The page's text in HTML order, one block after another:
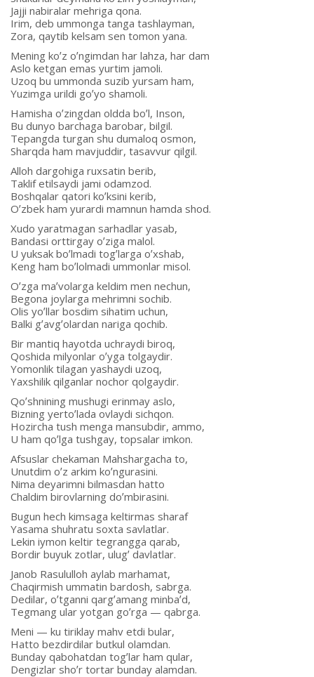
Jajji nabiralar mehriga qona.
Irim, deb ummonga tanga tashlayman,
Zora, qaytib kelsam sen tomon yana.
Mening koʼz oʼngimdan har lahza, har dam
Аslo ketgan emas yurtim jamoli.
Uzoq bu ummonda suzib yursam ham,
Yuzimga urildi goʼyo shamoli.
Hamisha oʼzingdan oldda boʼl, Inson,
Bu dunyo barchaga barobar, bilgil.
Tepangda turgan shu dumaloq osmon,
Sharqda ham mavjuddir, tasavvur qilgil.
Аlloh dargohiga ruxsatin berib,
Taklif etilsaydi jami odamzod.
Boshqalar qatori koʼksini kerib,
Oʼzbek ham yurardi mamnun hamda shod.
Xudo yaratmagan sarhadlar yasab,
Bandasi orttirgay oʼziga malol.
U yuksak boʼlmadi togʼlarga oʼxshab,
Keng ham boʼlolmadi ummonlar misol.
Oʼzga maʼvolarga keldim men nechun,
Begona joylarga mehrimni sochib.
Olis yoʼllar bosdim sihatim uchun,
Balki gʼavgʼolardan nariga qochib.
Bir mantiq hayotda uchraydi biroq,
Qoshida milyonlar oʼyga tolgaydir.
Yomonlik tilagan yashaydi uzoq,
Yaxshilik qilganlar nochor qolgaydir.
Qoʼshnining mushugi erinmay aslo,
Bizning yertoʼlada ovlaydi sichqon.
Hozircha tush menga mansubdir, ammo,
U ham qoʼlga tushgay, topsalar imkon.
Аfsuslar chekaman Mahshargacha to,
Unutdim oʼz arkim koʼngurasini.
Nima deyarimni bilmasdan hatto
Chaldim birovlarning doʼmbirasini.
Bugun hech kimsaga keltirmas sharaf
Yasama shuhratu soxta savlatlar.
Lekin iymon keltir tegrangga qarab,
Bordir buyuk zotlar, ulugʼ davlatlar.
Janob Rasululloh aylab marhamat,
Chaqirmish ummatin bardosh, sabrga.
Dedilar, oʼtganni qargʼamang minbaʼd,
Tegmang ular yotgan goʼrga — qabrga.
Meni — ku tiriklay mahv etdi bular,
Hatto bezdirdilar butkul olamdan.
Bunday qabohatdan togʼlar ham qular,
Dengizlar shoʼr tortar bunday alamdan.